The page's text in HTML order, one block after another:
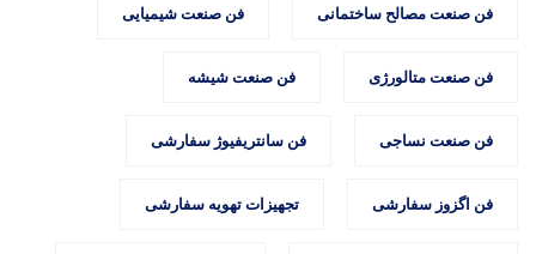
فن صنعت مصالح ساختمانی فن صنعت شیمیایی
فن صنعت متالورژی فن صنعت شیشه
فن صنعت نساجی فن سانتریفیوژ سفارشی
فن اگزوز سفارشی تجهیزات تهویه سفارشی